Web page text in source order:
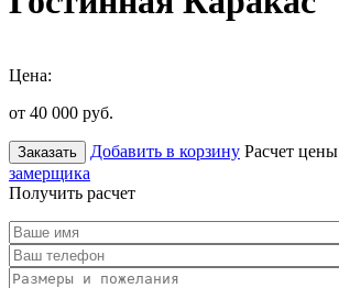
Цена:
от 40 000 руб.
Заказать Добавить в корзину Расчет цены
замерщика
Получить расчет